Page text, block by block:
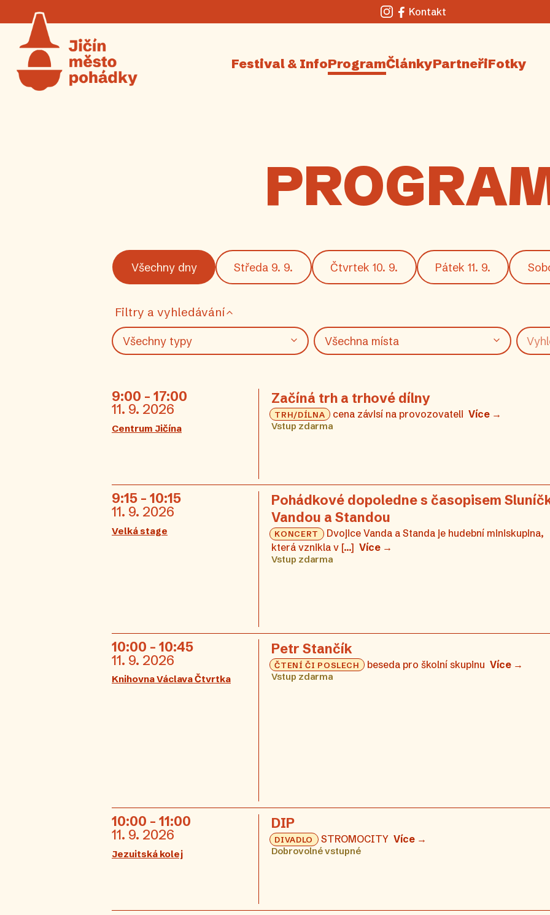
Instagram
Facebook
Kontakt
Festival & InfoProgramČlánkyPartneřiFotky
Všechny dny Středa 9. 9. Čtvrtek 10. 9. Pátek 11. 9.
Filtry a vyhledávání
9:00 - 17:00
11. 9. 2026
Centrum Jičína
Začíná trh a trhové dílny
TRH/DÍLNA cena závisí na provozovateli Více →
Vstup zdarma
9:15 - 10:15
11. 9. 2026
Velká stage
Pohádkové dopoledne s časopisem
Vandou a Standou
KONCERT
Dvojice Vanda a Standa je hudební miniskupina,
která vznikla v [...] Více →
Vstup zdarma
10:00 - 10:45
11. 9. 2026
Knihovna Václava Čtvrtka
Petr Stančík
ČTENÍ ČI POSLECH beseda pro školní skupinu Více →
Vstup zdarma
10:00 - 11:00
11. 9. 2026
Jezuitská kolej
DIP
DIVADLO STROMOCITY Více →
Dobrovolné vstupné